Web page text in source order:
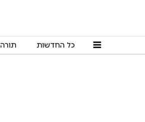
כל החדשות תורה